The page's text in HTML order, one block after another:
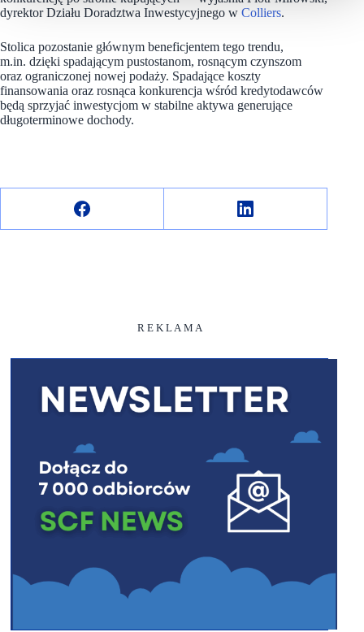
dyrektor Działu Doradztwa Inwestycyjnego w Colliers.
Stolica pozostanie głównym beneficjentem tego trendu,
m.in. dzięki spadającym pustostanom, rosnącym czynszom
oraz ograniczonej nowej podaży. Spadające koszty
finansowania oraz rosnąca konkurencja wśród kredytodawców
będą sprzyjać inwestycjom w stabilne aktywa generujące
długoterminowe dochody.
R E K L A M A